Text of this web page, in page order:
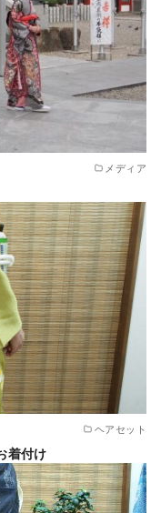
メディア
ヘアセット
着付け